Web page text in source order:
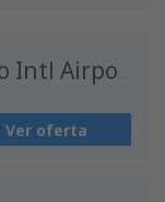
Ver oferta